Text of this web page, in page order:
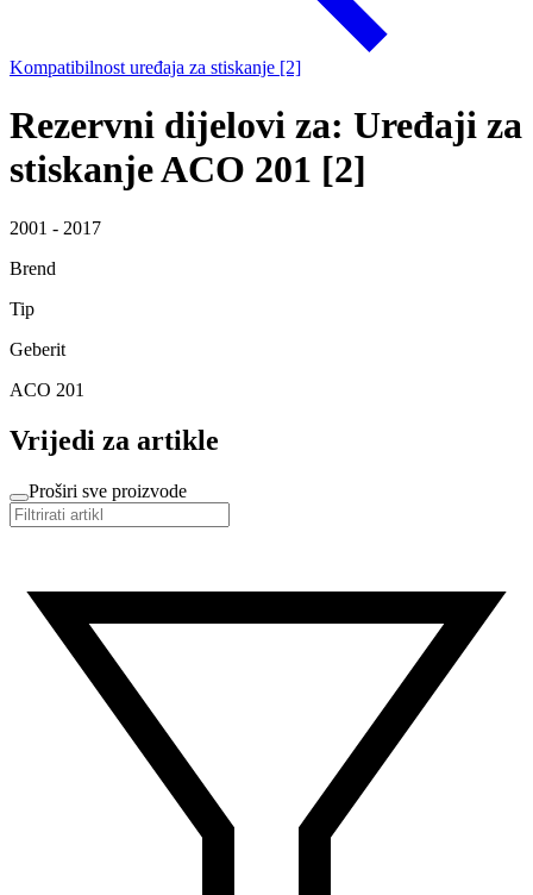
Kompatibilnost uređaja za stiskanje [2]
Rezervni dijelovi za: Uređaji za
stiskanje ACO 201 [2]
2001 - 2017
Brend
Tip
Geberit
ACO 201
Vrijedi za artikle
Proširi sve proizvode